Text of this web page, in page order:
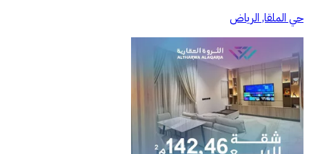
حي الملقا, الرياض